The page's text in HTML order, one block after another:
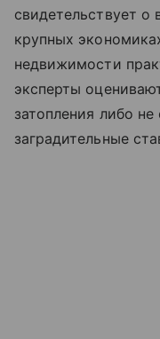
свидетельствует о
крупных
недвижимости
эксперты
затопления либо
заградительные